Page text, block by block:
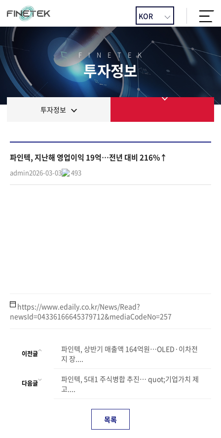
FINETEK
투자정보
투자정보
파인텍, 지난해 영업이익 19억…전년 대비 216%↑
admin2026-03-03 493
https://www.edaily.co.kr/News/Read?
newsId=04336166645379712&mediaCodeNo=257
이전글
파인텍, 상반기 매출액 164억원…OLED·이차전
지 장....
다음글
파인텍, 5대1 주식병합 추진… quot;기업가치 제
고....
목록